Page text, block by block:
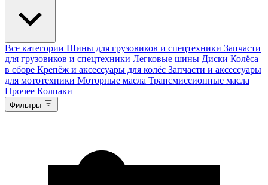
Все категории Шины для грузовиков и спецтехники Запчасти
для грузовиков и спецтехники Легковые шины Диски Колёса
в сборе Крепёж и аксессуары для колёс Запчасти и аксессуары
для мототехники Моторные масла Трансмиссионные масла
Прочее Колпаки
Фильтры